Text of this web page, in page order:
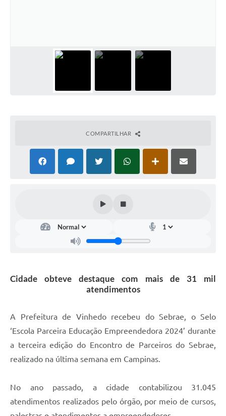
Sistema de Protocolo
Contratos
Carta de Serviços
Legislação
Links Úteis
COMPARTILHAR
Cidade obteve destaque com mais de 31 mil
atendimentos
A Prefeitura de Vinhedo recebeu do Sebrae, o Selo
‘Escola Parceira Educação Empreendedora 2024’ durante
a terceira edição do Encontro de Parceiros do Sebrae,
realizado na última semana em Campinas.
No ano passado, a cidade contabilizou 31.045
atendimentos realizados pelo órgão, por meio de cursos,